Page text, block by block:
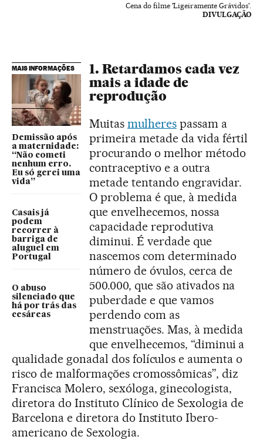
Cena do filme 'Ligeiramente Grávidos'.
DIVULGAÇÃO
MAIS INFORMAÇÕES
Demissão após
a maternidade:
“Não cometi
nenhum erro.
Eu só gerei uma
vida”
Casais já
podem
recorrer à
barriga de
aluguel em
Portugal
O abuso
silenciado que
há por trás das
cesáreas
1. Retardamos cada vez
mais a idade de
reprodução
Muitas mulherespassam a
primeira metade da vida fértil
procurando o melhor método
contraceptivo e a outra
metade tentando engravidar.
O problema é que, à medida
que envelhecemos, nossa
capacidade reprodutiva
diminui. É verdade que
nascemos com determinado
número de óvulos, cerca de
500.000, que são ativados na
puberdade e que vamos
perdendo com as
menstruações. Mas, à medida
que envelhecemos, “diminui a
qualidade gonadal dos folículos e aumenta o
risco de malformações cromossômicas”, diz
Francisca Molero, sexóloga, ginecologista,
diretora do Instituto Clínico de Sexologia de
Barcelona e diretora do Instituto Ibero-
americano de Sexologia.